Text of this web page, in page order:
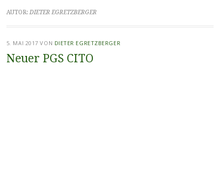
AUTOR: DIETER EGRETZBERGER
5. MAI 2017 VON DIETER EGRETZBERGER
Neuer PGS CITO